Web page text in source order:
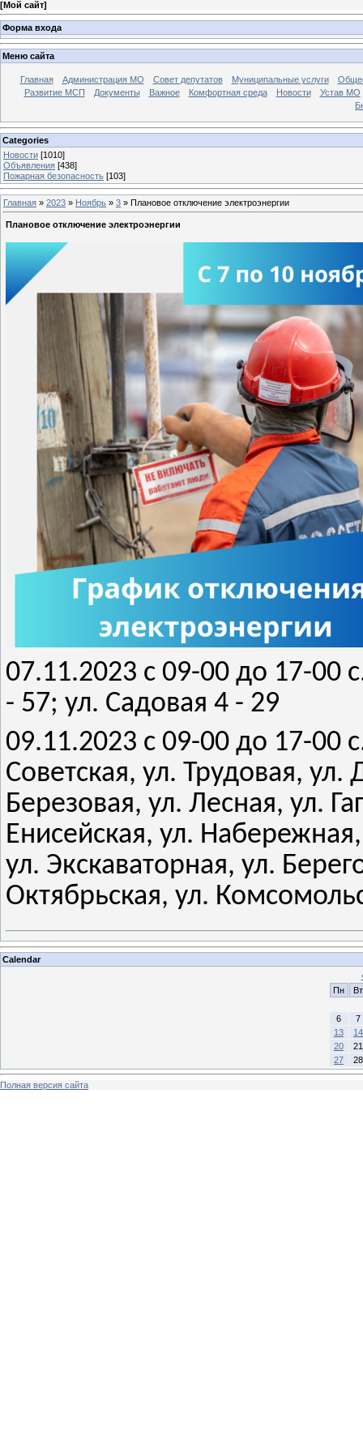
[Мой сайт]
Форма входа
Меню сайта
Главная Администрация МО Совет депутатов Муниципальные услуги
Развитие МСП
Документы Важное Комфортная среда Новости
Устав МО
Categories
Новости [1010]
Объявления [438]
Пожарная безопасность [103]
Главная » 2023 » Ноябрь » 3 » Плановое отключение электроэнергии
Плановое отключение электроэнергии
07.11.2023 с 09-00 до 17-00
- 57; ул. Садовая 4 - 29
09.11.2023 с 09-00 до 17-00
Советская, ул. Трудовая,
Березовая, ул. Лесная, ул.
Енисейская, ул.
ул. Экскаваторная, ул.
Октябрьская, ул.
Calendar
Пн
Вт
6
7
13
14
20
21
27
28
Полная версия сайта